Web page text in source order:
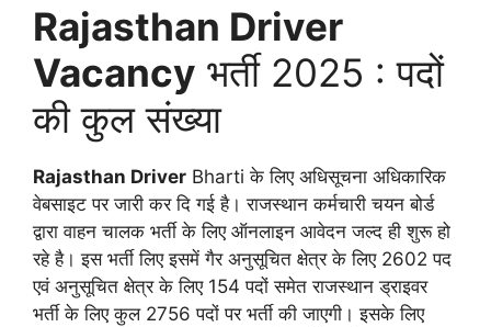
Rajasthan Driver
Vacancy भर्ती 2025 : पदों
की कुल संख्या
Rajasthan Driver Bharti के लिए अधिसूचना अधिकारिक
वेबसाइट पर जारी कर दि गई है। राजस्थान कर्मचारी चयन बोर्ड
द्वारा वाहन चालक भर्ती के लिए ऑनलाइन आवेदन जल्द ही शुरू हो
रहे है। इस भर्ती लिए इसमें गैर अनुसूचित क्षेत्र के लिए 2602 पद
एवं अनुसूचित क्षेत्र के लिए 154 पदों समेत राजस्थान ड्राइवर
भर्ती के लिए कुल 2756 पदों पर भर्ती की जाएगी। इसके लिए